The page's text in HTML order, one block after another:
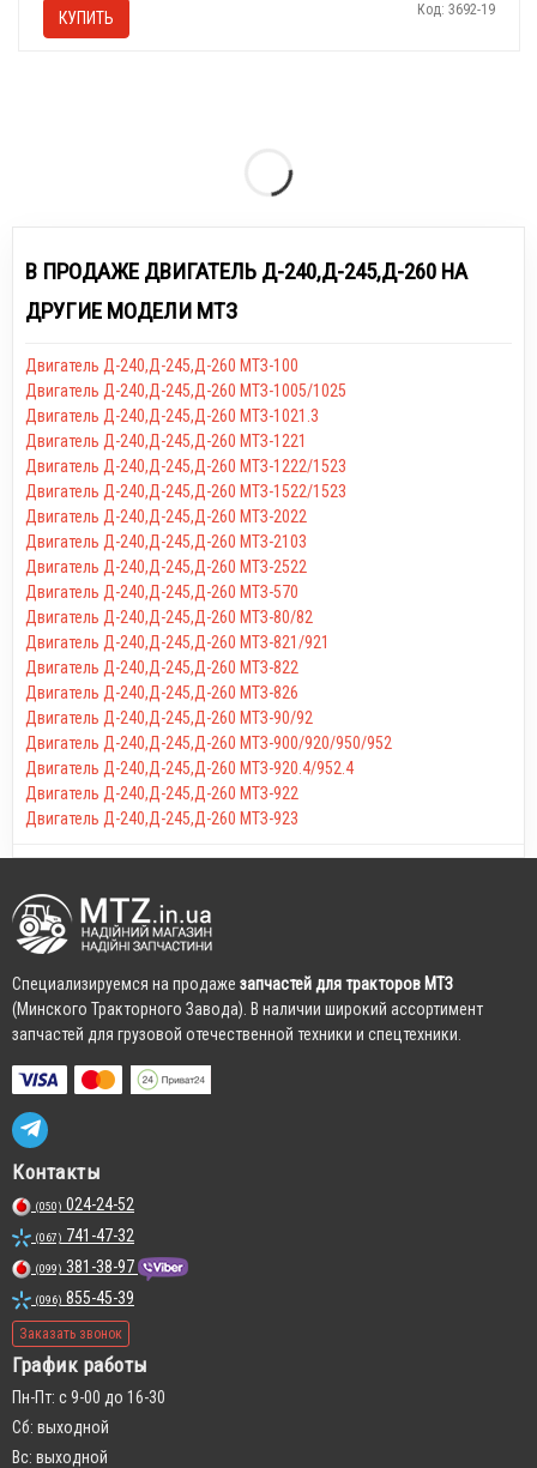
КУПИТЬ Код: 3692-19
В ПРОДАЖЕ ДВИГАТЕЛЬ Д-240,Д-245,Д-260 НА
ДРУГИЕ МОДЕЛИ МТЗ
Двигатель Д-240,Д-245,Д-260 МТЗ-100
Двигатель Д-240,Д-245,Д-260 МТЗ-1005/1025
Двигатель Д-240,Д-245,Д-260 МТЗ-1021.3
Двигатель Д-240,Д-245,Д-260 МТЗ-1221
Двигатель Д-240,Д-245,Д-260 МТЗ-1222/1523
Двигатель Д-240,Д-245,Д-260 МТЗ-1522/1523
Двигатель Д-240,Д-245,Д-260 МТЗ-2022
Двигатель Д-240,Д-245,Д-260 МТЗ-2103
Двигатель Д-240,Д-245,Д-260 МТЗ-2522
Двигатель Д-240,Д-245,Д-260 МТЗ-570
Двигатель Д-240,Д-245,Д-260 МТЗ-80/82
Двигатель Д-240,Д-245,Д-260 МТЗ-821/921
Двигатель Д-240,Д-245,Д-260 МТЗ-822
Двигатель Д-240,Д-245,Д-260 МТЗ-826
Двигатель Д-240,Д-245,Д-260 МТЗ-90/92
Двигатель Д-240,Д-245,Д-260 МТЗ-900/920/950/952
Двигатель Д-240,Д-245,Д-260 МТЗ-920.4/952.4
Двигатель Д-240,Д-245,Д-260 МТЗ-922
Двигатель Д-240,Д-245,Д-260 МТЗ-923
Cпециализируемся на продаже запчастей для тракторов МТЗ
(Минского Тракторного Завода). В наличии широкий ассортимент
запчастей для грузовой отечественной техники и спецтехники.
Контакты
(050) 024-24-52
(067) 741-47-32
(099) 381-38-97
(096) 855-45-39
Заказать звонок
График работы
Пн-Пт: с 9-00 до 16-30
Сб: выходной
Вс: выходной